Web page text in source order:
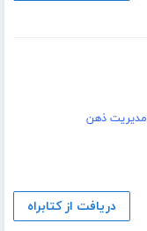
مدیریت ذهن
دریافت از کتابراه